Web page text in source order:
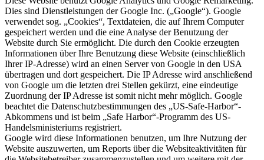
Dies sind Dienstleistungen der Google Inc. („Google“). Google
verwendet sog. „Cookies“, Textdateien, die auf Ihrem Computer
gespeichert werden und die eine Analyse der Benutzung der
Website durch Sie ermöglicht. Die durch den Cookie erzeugten
Informationen über Ihre Benutzung diese Website (einschließlich
Ihrer IP-Adresse) wird an einen Server von Google in den USA
übertragen und dort gespeichert. Die IP Adresse wird anschließend
von Google um die letzten drei Stellen gekürzt, eine eindeutige
Zuordnung der IP Adresse ist somit nicht mehr möglich. Google
beachtet die Datenschutzbestimmungen des „US-Safe-Harbor“-
Abkommens und ist beim „Safe Harbor“-Programm des US-
Handelsministeriums registriert.
Google wird diese Informationen benutzen, um Ihre Nutzung der
Website auszuwerten, um Reports über die Websiteaktivitäten für